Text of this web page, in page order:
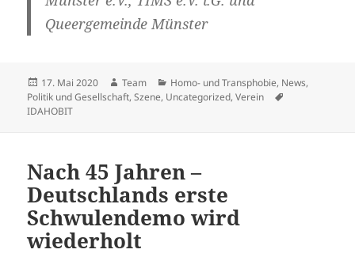
Queergemeinde Münster
Veröffentlicht
am
17. Mai 2020 Autor
Team Kategorien
Homo- und Transphobie, News,
Politik und Gesellschaft,Szene, Uncategorized,Verein
IDAHOBIT
Nach 45 Jahren –
Deutschlands erste
Schwulendemo wird
wiederholt